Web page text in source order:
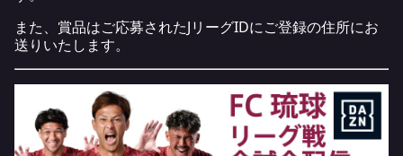
また、賞品はご応募されたJリーグIDにご登録の住所にお
送りいたします。